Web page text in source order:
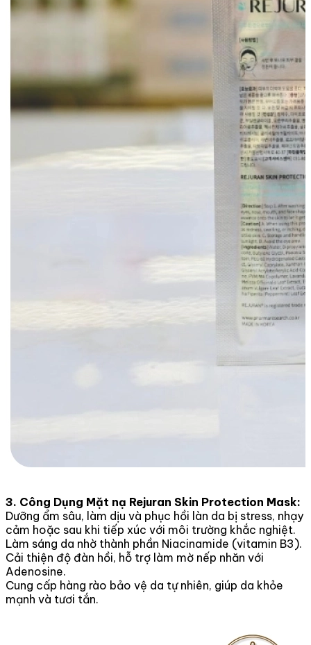
3. Công Dụng Mặt nạ Rejuran Skin Protection Mask:
Dưỡng ẩm sâu, làm dịu và phục hồi làn da bị stress, nhạy
cảm hoặc sau khi tiếp xúc với môi trường khắc nghiệt.
Làm sáng da nhờ thành phần Niacinamide (vitamin B3).
Cải thiện độ đàn hồi, hỗ trợ làm mờ nếp nhăn với
Adenosine.
Cung cấp hàng rào bảo vệ da tự nhiên, giúp da khỏe
mạnh và tươi tắn.